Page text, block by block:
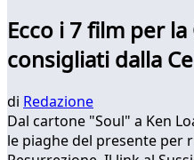
Ecco i 7 film per
consigliati dalla
di Redazione
Dal cartone "Soul" a Ken
le piaghe del presente per